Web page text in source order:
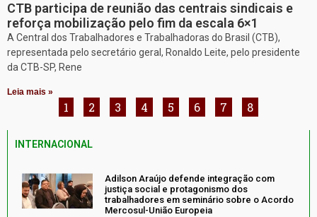
CTB participa de reunião das centrais sindicais e
reforça mobilização pelo fim da escala 6×1
A Central dos Trabalhadores e Trabalhadoras do Brasil (CTB),
representada pelo secretário geral, Ronaldo Leite, pelo presidente
da CTB-SP, Rene
Leia mais »
1 2 3 4 5 6 7 8
INTERNACIONAL
Adilson Araújo defende integração com
justiça social e protagonismo dos
trabalhadores em seminário sobre o Acordo
Mercosul-União Europeia